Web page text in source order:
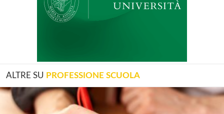
ALTRE SU PROFESSIONE SCUOLA